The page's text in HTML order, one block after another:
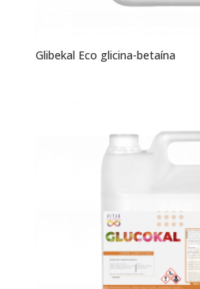
Glibekal Eco glicina-betaína